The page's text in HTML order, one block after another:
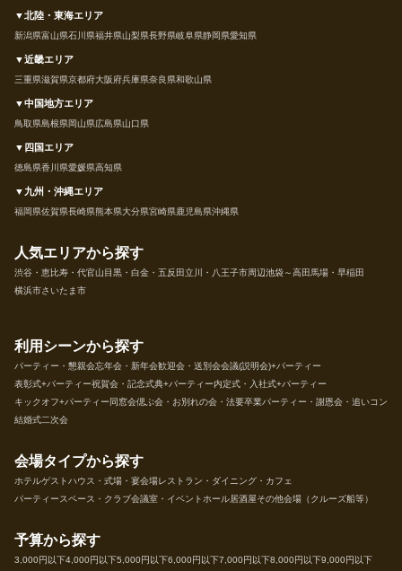
▼北陸・東海エリア
新潟県富山県石川県福井県山梨県長野県岐阜県静岡県愛知県
▼近畿エリア
三重県滋賀県京都府大阪府兵庫県奈良県和歌山県
▼中国地方エリア
鳥取県島根県岡山県広島県山口県
▼四国エリア
徳島県香川県愛媛県高知県
▼九州・沖縄エリア
福岡県佐賀県長崎県熊本県大分県宮崎県鹿児島県沖縄県
人気エリアから探す
渋谷・恵比寿・代官山 目黒・白金・五反田立川・八王子市周辺池袋～高田馬場・早稲田
横浜市さいたま市
利用シーンから探す
パーティー・懇親会忘年会・新年会歓迎会・送別会会議(説明会)+パーティー
表彰式+パーティー祝賀会・記念式典+パーティー内定式・入社式+パーティー
キックオフ+パーティー 同窓会偲ぶ会・お別れの会・法要卒業パーティー・謝恩会・追いコン
結婚式二次会
会場タイプから探す
ホテルゲストハウス・式場・宴会場レストラン・ダイニング・カフェ
パーティースペース・クラブ会議室・イベントホール居酒屋その他会場（クルーズ船等）
予算から探す
3,000円以下4,000円以下5,000円以下6,000円以下7,000円以下8,000円以下9,000円以下